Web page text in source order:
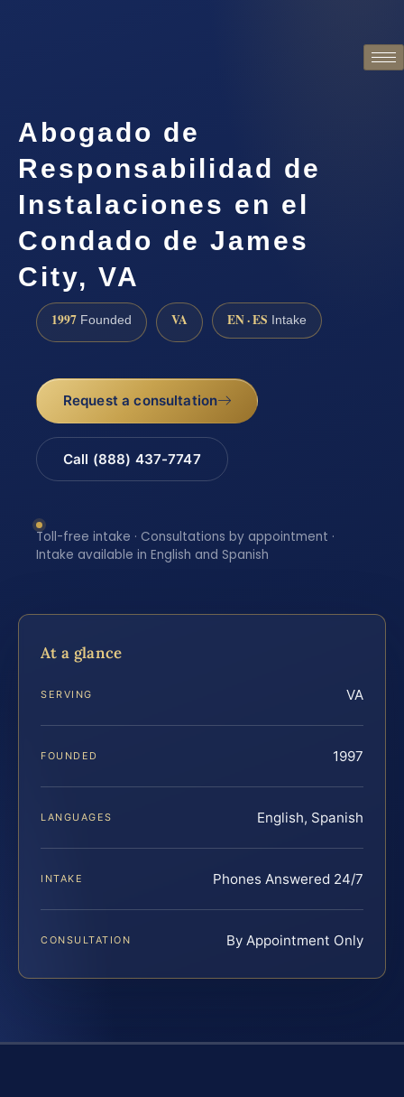
Abogado de
Responsabilidad de
Instalaciones en el
Condado de James
City, VA
1997 Founded VA EN · ES Intake
Request a consultation
Call (888) 437-7747
Toll-free intake · Consultations by appointment ·
Intake available in English and Spanish
At a glance
SERVING VA
FOUNDED 1997
LANGUAGES English, Spanish
INTAKE Phones Answered 24/7
CONSULTATION By Appointment Only